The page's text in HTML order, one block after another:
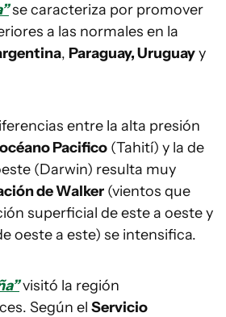
se caracteriza por promover
a las normales en la
, Paraguay, Uruguayy
entre la alta presión
océano Pacifico (Tahití) y la de
(Darwin) resulta muy
de Walker (vientos que
superficial de este a oeste y
oeste a este) se intensifica.
visitó la región
Según el Servicio